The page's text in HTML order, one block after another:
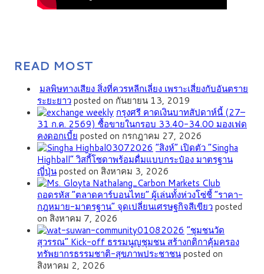
READ MOST
มลพิษทางเสียง สิ่งที่ควรหลีกเลี่ยง เพราะเสี่ยงกับอันตราย
ระยะยาวposted on กันยายน 13, 2019
กรุงศรี คาดเงินบาทสัปดาห์นี้ (27–
31 ก.ค. 2569) ซื้อขายในกรอบ 33.40-34.00 มองเฟด
คงดอกเบี้ย posted on กรกฎาคม 27, 2026
“สิงห์” เปิดตัว “Singha
Highball” วิสกี้โซดาพร้อมดื่มแบบกระป๋อง มาตรฐาน
ญี่ปุ่นposted on สิงหาคม 3, 2026
ถอดรหัส “ตลาดคาร์บอนไทย” ผู้เล่นทั้งห่วงโซ่ชี้ “ราคา-
กฎหมาย-มาตรฐาน” จุดเปลี่ยนเศรษฐกิจสีเขียวposted
on สิงหาคม 7, 2026
”ชุมชนวัด
สุวรรณ” Kick-off ธรรมนูญชุมชน สร้างกติกาคุ้มครอง
ทรัพยากรธรรมชาติ-สุขภาพประชาชนposted on
สิงหาคม 2, 2026